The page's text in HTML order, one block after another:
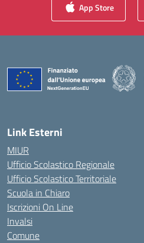
App Store
Link Esterni
MIUR
Ufficio Scolastico Regionale
Ufficio Scolastico Territoriale
Scuola in Chiaro
Iscrizioni On Line
Invalsi
Comune